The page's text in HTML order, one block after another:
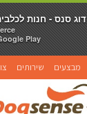
מבצעים שירותים
דוג סנס - חנות
Play
דוג סנס - חנות
Play